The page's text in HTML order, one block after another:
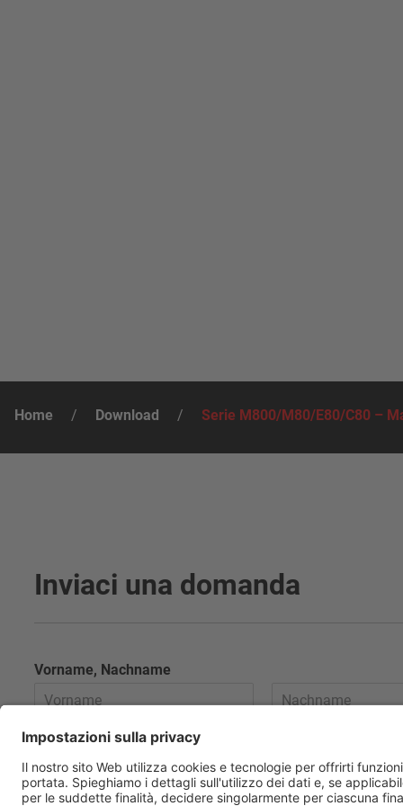
Home / Download / Serie M800/M80/E80/C80 –
Inviaci una domanda
Vorname, Nachname
E-Mail*